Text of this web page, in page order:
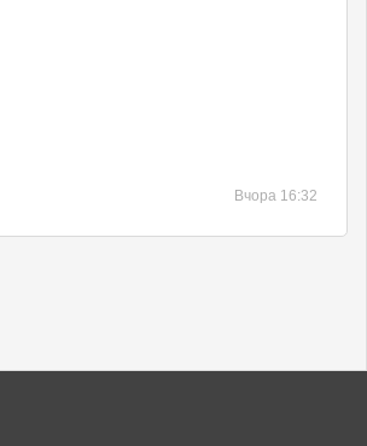
Вчора 16:32